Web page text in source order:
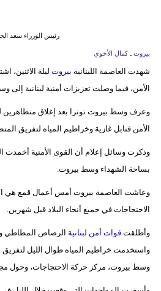
رئيس الوزراء سعد
بيروت ـ كمال الأخوي
شهدت العاصمة اللبنانية بيروت ليلة الاثنين،
الأمن، فيما وصلت تعزيزات أمنية لبنانية
وعرف وسط بيروت توترا بعد إغلاق
الأمن قنابل غازية وخراطيم المياه لتفريق
وذكرت وسائل إعلام أن القوى الأمنية أخمدت
بساحة الشهداء وسط بيروت.
وعاشت العاصمة بيروت أمس أعمال قمع هي
الاحتجاجات في جميع أنحاء البلاد قبل شهرين.
وأطلقتقوات أمن لبنانية الرصاص المطاطي
واستخدمت خراطيم المياه طوال الليل
وسط بيروت، مركز حركة الاحتجاجات، وحول